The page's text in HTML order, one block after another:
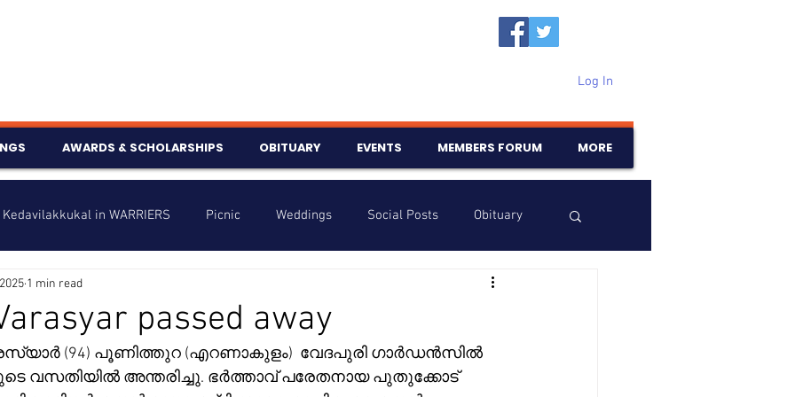
Log In
AWARDS & SCHOLARSHIPS OBITUARY EVENTS MEMBERS FORUM MORE
Kedavilakkukal in WARRIERS Picnic Weddings Social Posts Obituary
Info Birthdays
passed away
1 min read
വസതിയിൽ അന്തരിച്ചു. ഭർത്താവ് പരേതനായ പുതുക്കോട്